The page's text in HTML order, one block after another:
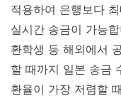
적용하여 은행보다
실시간 송금이 가능
환학생 등 해외에서
할 때까지 일본 송금
환율이 가장 저렴할